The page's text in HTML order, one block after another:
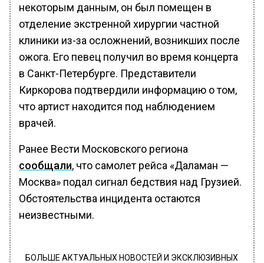
некоторым данным, он был помещен в
отделение экстренной хирургии частной
клиники из-за осложнений, возникших после
ожога. Его певец получил во время концерта
в Санкт-Петербурге. Представители
Киркорова подтвердили информацию о том,
что артист находится под наблюдением
врачей.
Ранее Вести Московского региона
сообщали, что самолет рейса «Даламан —
Москва» подал сигнал бедствия над Грузией.
Обстоятельства инцидента остаются
неизвестными.
БОЛЬШЕ АКТУАЛЬНЫХ НОВОСТЕЙ И ЭКСКЛЮЗИВНЫХ